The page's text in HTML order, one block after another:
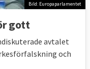
Bild: Europaparlamentet
gott
avtalet
och